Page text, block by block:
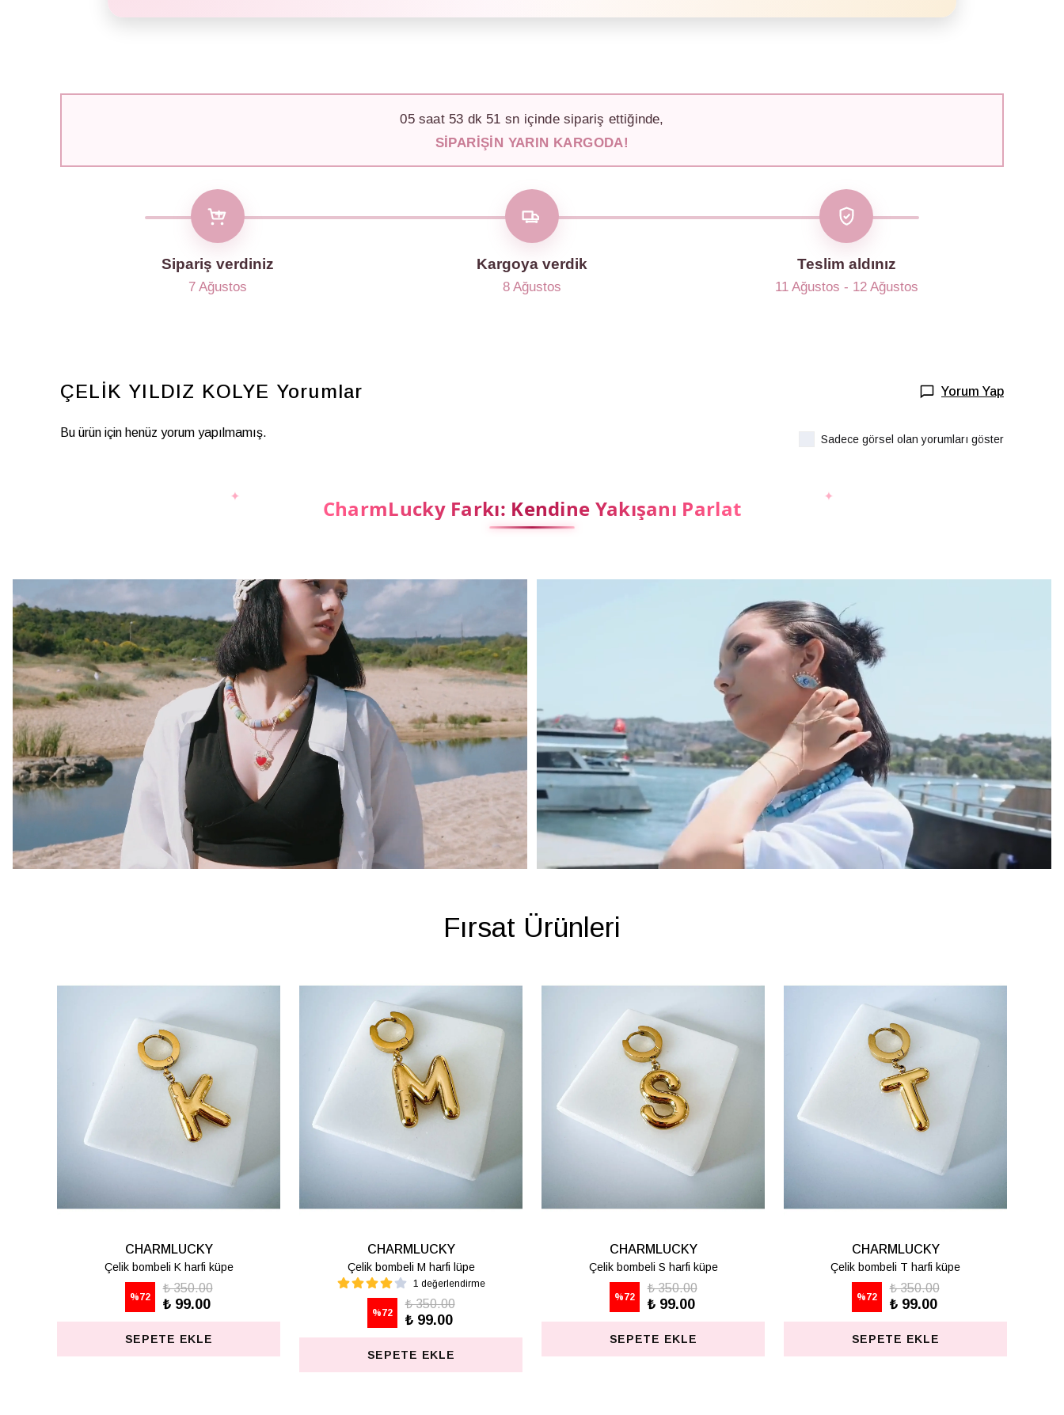
05saat 53 dk 48 sn içinde sipariş ettiğinde,
SIPARIŞIN YARIN KARGODA!
Sipariş verdiniz
7 Ağustos
Kargoya verdik
8 Ağustos
Teslim aldınız
11 Ağustos - 12 Ağustos
ÇELİK YILDIZ KOLYE Yorumlar Yorum Yap
Bu ürün için henüz yorum yapılmamış. Sadece görsel olan yorumları göster
CharmLucky Farkı: Kendine Yakışanı Parlat
Fırsat Ürünleri
CHARMLUCKY
Çelik bombeli Z harfi küpe
%72
₺ 350.00
₺ 99.00
SEPETE EKLE
CHARMLUCKY
KARE KÜPE
%80
₺ 625.00
₺ 125.00
SEPETE EKLE
CHARMLUCKY
AKRİLİK GÜL KÜPE
%74
₺ 487.50
₺ 125.00
SEPETE EKLE
CHARMLUCKY
BASİC HARF KOLYE - C
%75
₺ 498.75
₺ 125.00
SEPETE EKLE